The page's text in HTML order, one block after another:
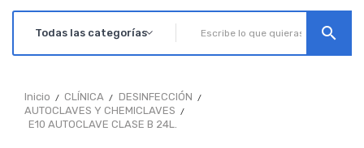
search
Inicio CLÍNICA
DESINFECCIÓN
AUTOCLAVES Y CHEMICLAVES
E10 AUTOCLAVE CLASE B 24L.